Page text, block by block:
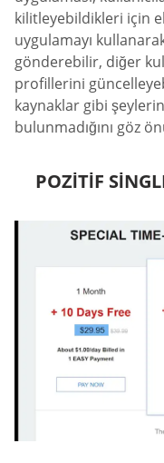
kilitleyebildikleri için
uygulamayı
gönderebilir, diğer
profillerini
kaynaklar gibi
bulunmadığını göz
POZITIF